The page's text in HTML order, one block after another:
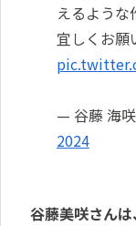
えるような
宜しくお願
— 谷藤 海
2024
谷藤美咲さん